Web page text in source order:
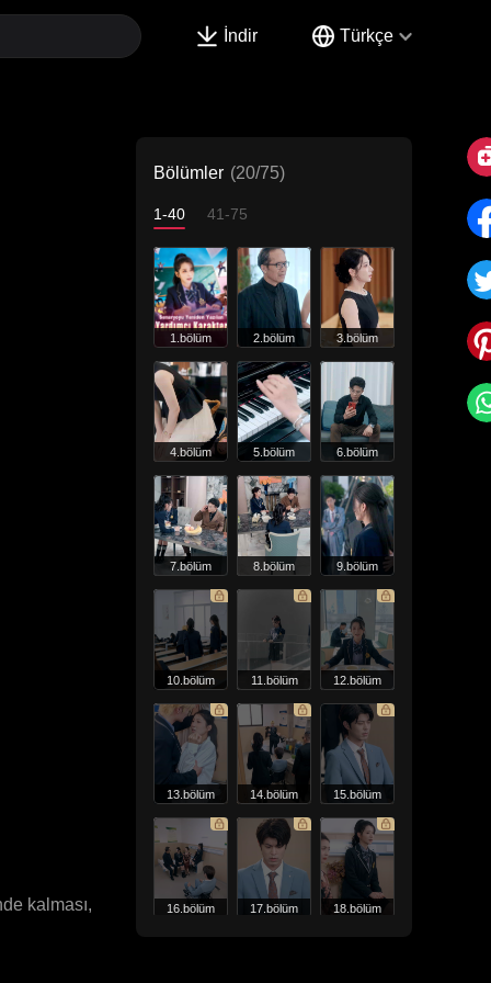
İndir Türkçe
kalması,
Bölümler (20/75)
1-40 41-75
1.bölüm 2.bölüm 3.bölüm
4.bölüm 5.bölüm 6.bölüm
7.bölüm 8.bölüm 9.bölüm
10.bölüm 11.bölüm 12.bölüm
13.bölüm 14.bölüm 15.bölüm
16.bölüm 17.bölüm 18.bölüm